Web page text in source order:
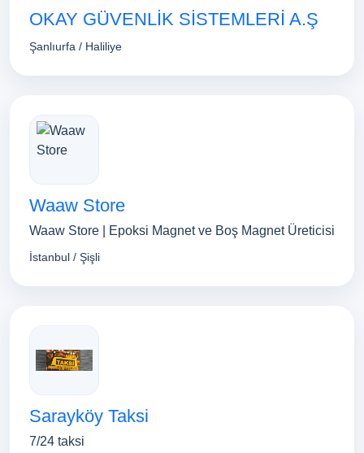
OKAY GÜVENLİK SİSTEMLERİ A.Ş
Şanlıurfa / Haliliye
Waaw Store
Waaw Store | Epoksi Magnet ve Boş Magnet Üreticisi
İstanbul / Şişli
Sarayköy Taksi
7/24 taksi